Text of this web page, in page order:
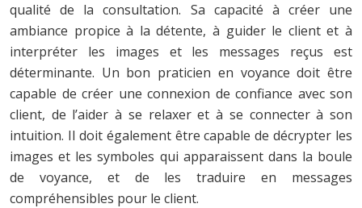
qualité de la consultation. Sa capacité à créer une
ambiance propice à la détente, à guider le client et à
interpréter les images et les messages reçus est
déterminante. Un bon praticien en voyance doit être
capable de créer une connexion de confiance avec son
client, de l’aider à se relaxer et à se connecter à son
intuition. Il doit également être capable de décrypter les
images et les symboles qui apparaissent dans la boule
de voyance, et de les traduire en messages
compréhensibles pour le client.